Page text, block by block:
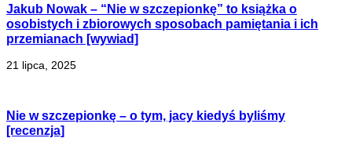
Jakub Nowak – “Nie w szczepionkę” to książka o
osobistych i zbiorowych sposobach pamiętania i ich
przemianach [wywiad]
21 lipca, 2025
Nie w szczepionkę – o tym, jacy kiedyś byliśmy
[recenzja]